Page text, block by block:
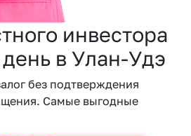
инвестора
день в Улан-Удэ
без подтверждения
Самые выгодные